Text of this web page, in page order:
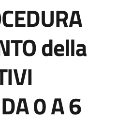
della
0 A 6